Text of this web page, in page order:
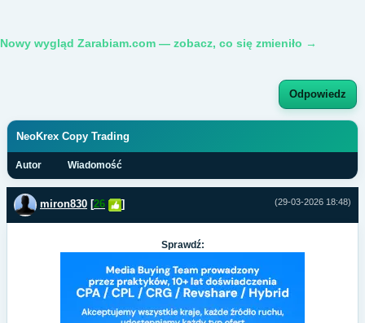
Nowy wygląd Zarabiam.com — zobacz, co się zmieniło →
Odpowiedz
NeoKrex Copy Trading
Autor Wiadomość
(29-03-2026 18:48)
miron830 [26 ]
Sprawdź: